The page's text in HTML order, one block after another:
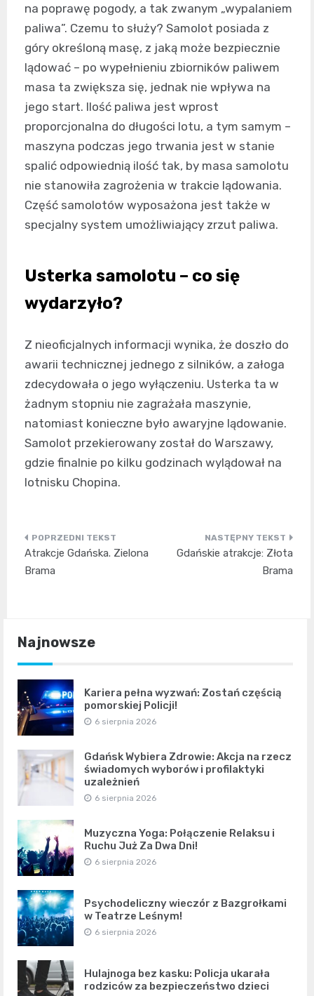
na poprawę pogody, a tak zwanym „wypalaniem
paliwa”. Czemu to służy? Samolot posiada z
góry określoną masę, z jaką może bezpiecznie
lądować – po wypełnieniu zbiorników paliwem
masa ta zwiększa się, jednak nie wpływa na
jego start. Ilość paliwa jest wprost
proporcjonalna do długości lotu, a tym samym –
maszyna podczas jego trwania jest w stanie
spalić odpowiednią ilość tak, by masa samolotu
nie stanowiła zagrożenia w trakcie lądowania.
Część samolotów wyposażona jest także w
specjalny system umożliwiający zrzut paliwa.
Usterka samolotu – co się
wydarzyło?
Z nieoficjalnych informacji wynika, że doszło do
awarii technicznej jednego z silników, a załoga
zdecydowała o jego wyłączeniu. Usterka ta w
żadnym stopniu nie zagrażała maszynie,
natomiast konieczne było awaryjne lądowanie.
Samolot przekierowany został do Warszawy,
gdzie finalnie po kilku godzinach wylądował na
lotnisku Chopina.
Nawigacja
wpisu
Atrakcje Gdańska. Zielona
Brama
Gdańskie atrakcje: Złota
Brama
Najnowsze
Kariera pełna wyzwań: Zostań częścią
pomorskiej Policji!
6 sierpnia 2026
Gdańsk Wybiera Zdrowie: Akcja na rzecz
świadomych wyborów i profilaktyki
uzależnień
6 sierpnia 2026
Muzyczna Yoga: Połączenie Relaksu i
Ruchu Już Za Dwa Dni!
6 sierpnia 2026
Psychodeliczny wieczór z Bazgrołkami
w Teatrze Leśnym!
6 sierpnia 2026
Hulajnoga bez kasku: Policja ukarała
rodziców za bezpieczeństwo dzieci